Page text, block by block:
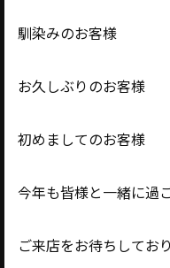
馴染みのお客様
お久しぶりのお客様
初めましてのお客様
今年も皆様と一緒に過
ご来店をお待ちしており